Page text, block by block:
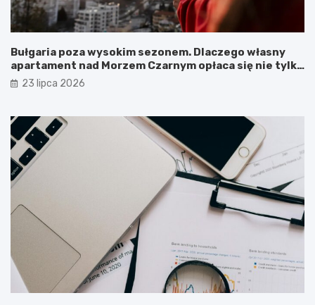
Bułgaria poza wysokim sezonem. Dlaczego własny
apartament nad Morzem Czarnym opłaca się nie tylko
latem?
23 lipca 2026